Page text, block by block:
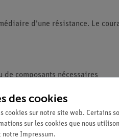
d'une résistance. Le
composants nécessaires
et en électronique peuvent être
du temps :
des cookies
cookies sur notre site web. Certains
sur les cookies que nous
notre Impressum.